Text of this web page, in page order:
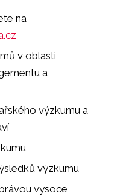
na
v oblasti
a
výzkumu a
výzkumu
vysoce